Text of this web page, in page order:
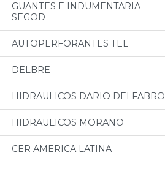
GUANTES E INDUMENTARIA
SEGOD
AUTOPERFORANTES TEL
DELBRE
HIDRAULICOS DARIO DELFABRO
HIDRAULICOS MORANO
CER AMERICA LATINA